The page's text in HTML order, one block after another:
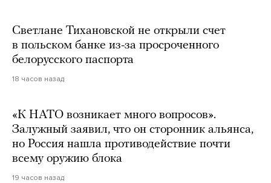
Светлане Тихановской не открыли счет
в польском банке из-за просроченного
белорусского паспорта
18 часов назад
«К НАТО возникает много вопросов».
Залужный заявил, что он сторонник альянса,
но Россия нашла противодействие почти
всему оружию блока
19 часов назад